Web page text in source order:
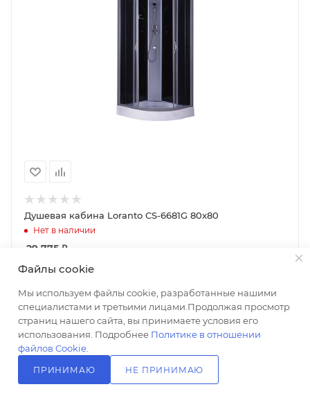
Душевая кабина Loranto CS-6681G 80x80
Нет в наличии
29 775 ₽
+ 596 на счет
В КОРЗИНУ
Файлы cookie
Мы используем файлы cookie, разработанные нашими
специалистами и третьими лицами.Продолжая просмотр
страниц нашего сайта, вы принимаете условия его
использования. Подробнее Политике в отношении
файлов Cookie
ПРИНИМАЮ НЕ ПРИНИМАЮ